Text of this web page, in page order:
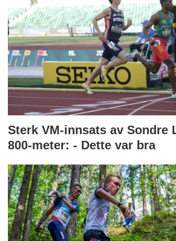
Sterk VM-innsats av Sondre
800-meter: - Dette var bra